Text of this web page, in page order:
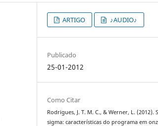
ARTIGO ♪AUDIO♪
Publicado
25-01-2012
Como Citar
Rodrigues, J. T. M. C., & Werner, L. (2012).
sigma: características do programa em